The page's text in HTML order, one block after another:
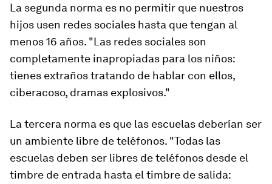
La segunda norma es no permitir que nuestros
hijos usen redes sociales hasta que tengan al
menos 16 años. "Las redes sociales son
completamente inapropiadas para los niños:
tienes extraños tratando de hablar con ellos,
ciberacoso, dramas explosivos."
La tercera norma es que las escuelas deberían ser
un ambiente libre de teléfonos. "Todas las
escuelas deben ser libres de teléfonos desde el
timbre de entrada hasta el timbre de salida: